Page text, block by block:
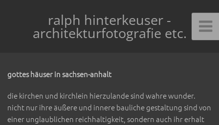
ralph hinterkeuser -
architekturfotografie etc.
gottes häuser in sachsen-anhalt
die kirchen und kirchlein hierzulande sind wahre wunder.
nicht nur ihre äußere und innere bauliche gestaltung sind von
einer unglaublichen reichhaltigkeit, sondern auch ihr erhalt